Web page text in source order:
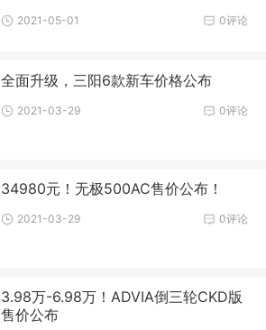
0评论
2021-05-01
全面升级，三阳6款新车价格公布
0评论
2021-03-29
34980元！无极500AC售价公布！
0评论
2021-03-29
3.98万-6.98万！ADVIA倒三轮CKD版
售价公布